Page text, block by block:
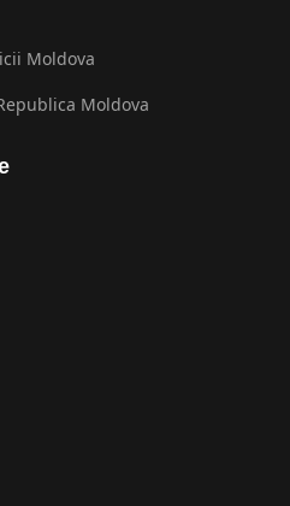
Moldova
Moldova